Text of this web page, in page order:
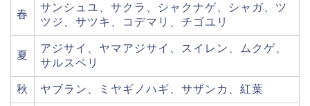
春
サンシュユ、サクラ、シャクナゲ、シャガ、ツ
ツジ、サツキ、コデマリ、チゴユリ
夏
アジサイ、ヤマアジサイ、スイレン、ムクゲ、
サルスベリ
秋 ヤブラン、ミヤギノハギ、サザンカ、紅葉